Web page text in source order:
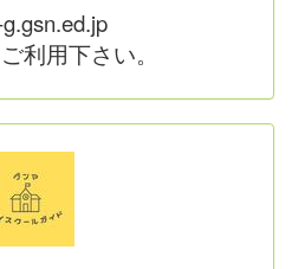
利用下さい。